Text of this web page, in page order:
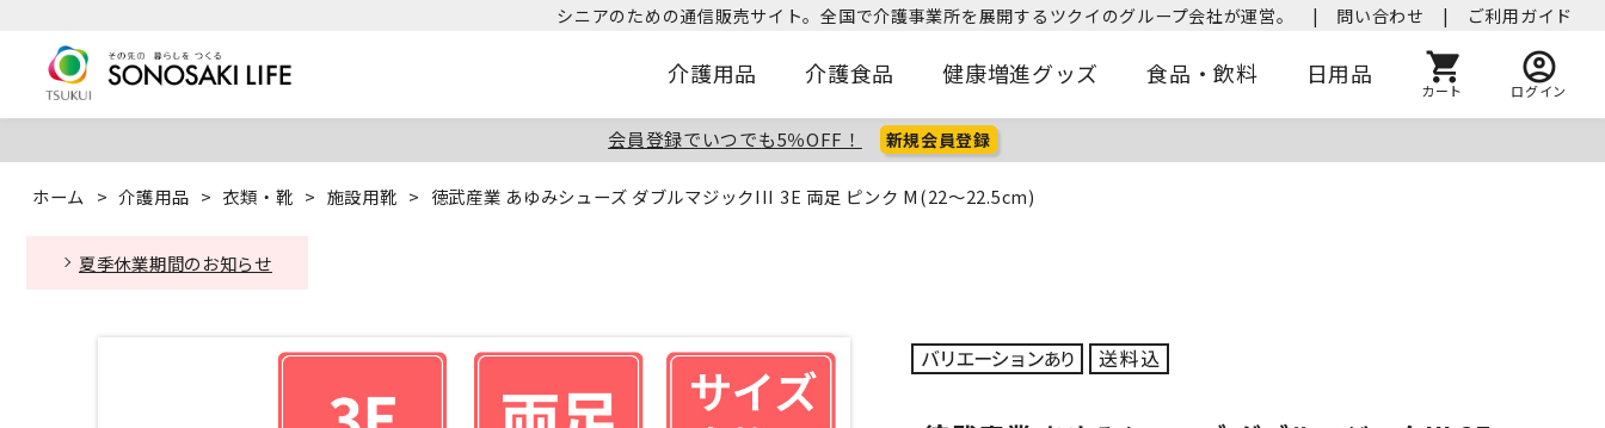
シニアのための通信販売サイト。全国で介護事業所を展開するツクイのグループ会社が運営。 | 問い合わせ | ご利用ガイド
介護用品 介護食品 健康増進グッズ 食品・飲料 日用品
カート ログイン
会員登録でいつでも5％OFF！ 新規会員登録
ホーム > 介護用品 > 衣類・靴 > 施設用靴 > 徳武産業 あゆみシューズ ダブルマジックIII 3E 両足 ピンク M(22～22.5cm)
夏季休業期間のお知らせ